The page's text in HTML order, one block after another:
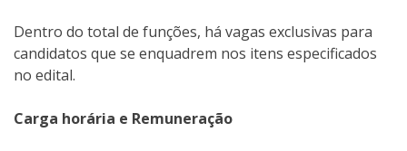
Dentro do total de funções, há vagas exclusivas para
candidatos que se enquadrem nos itens especificados
no edital.
Carga horária e Remuneração